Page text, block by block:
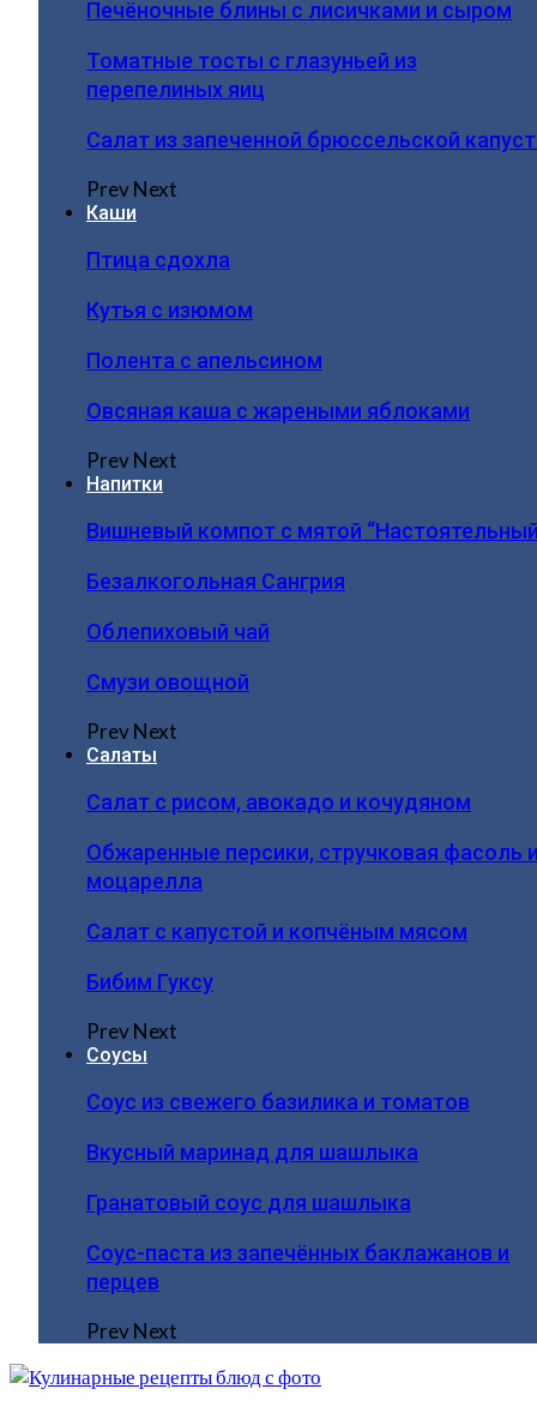
Печёночные блины с лисичками и сыром
Томатные тосты с глазуньей из
перепелиных яиц
Салат из запеченной брюссельской
PrevNext
Каши
Птица сдохла
Кутья с изюмом
Полента с апельсином
Овсяная каша с жареными яблоками
PrevNext
Напитки
Вишневый компот с мятой
Безалкогольная Сангрия
Облепиховый чай
Смузи овощной
PrevNext
Салаты
Салат с рисом, авокадо и кочудяном
Обжаренные персики, стручковая фасоль
моцарелла
Салат с капустой и копчёным мясом
Бибим Гуксу
PrevNext
Соусы
Соус из свежего базилика и томатов
Вкусный маринад для шашлыка
Гранатовый соус для шашлыка
Соус-паста из запечённых баклажанов и
перцев
PrevNext